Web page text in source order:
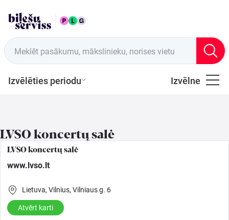
Meklēt pasākumu, mākslinieku, norises vietu
Izvēlēties periodu Izvēlne
LAT Tirdzniecības vietas
Mūzika
Mūzika
Teātris
LVSO koncertų salė
LVSO koncertų salė
www.lvso.lt
Lietuva, Vilnius, Vilniaus g. 6
Atvērt karti